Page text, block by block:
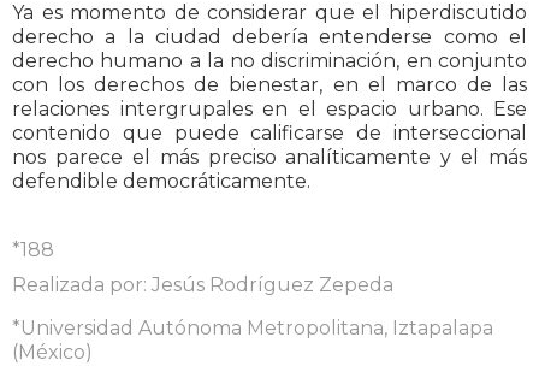
Ya es momento de considerar que el hiperdiscutido
derecho a la ciudad debería entenderse como el
derecho humano a la no discriminación, en conjunto
con los derechos de bienestar, en el marco de las
relaciones intergrupales en el espacio urbano. Ese
contenido que puede calificarse de interseccional
nos parece el más preciso analíticamente y el más
defendible democráticamente.
*188
Realizada por: Jesús Rodríguez Zepeda
*Universidad Autónoma Metropolitana, Iztapalapa
(México)